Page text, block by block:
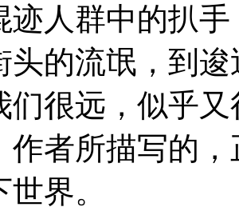
迹人群中的扒
头的流氓，到
们很远，似乎
作者所描写的
界。